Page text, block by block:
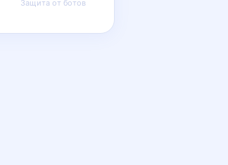
Защита от ботов